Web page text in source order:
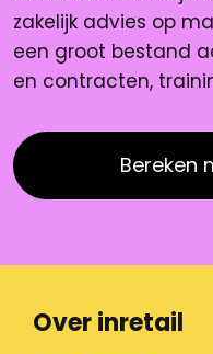
zakelijk advies op
een groot bestand
en contracten,
Bereken
Over inretail